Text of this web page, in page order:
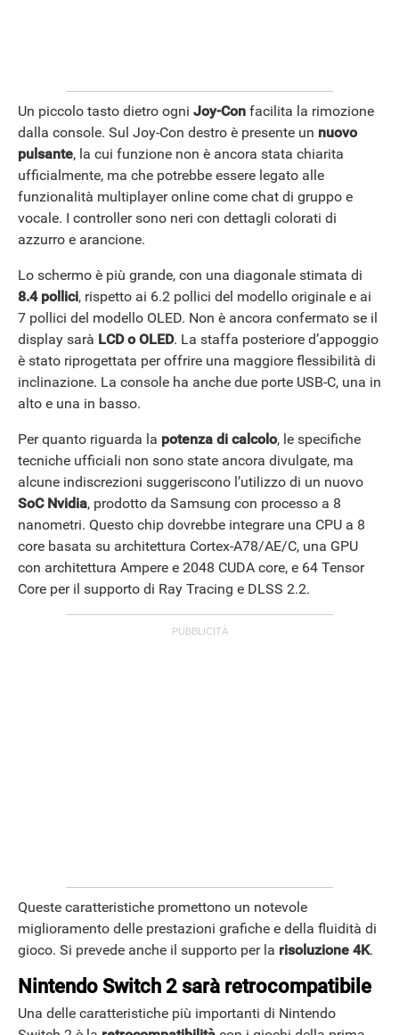
Un piccolo tasto dietro ogni Joy-Con facilita la rimozione
dalla console. Sul Joy-Con destro è presente un nuovo
pulsante, la cui funzione non è ancora stata chiarita
ufficialmente, ma che potrebbe essere legato alle
funzionalità multiplayer online come chat di gruppo e
vocale. I controller sono neri con dettagli colorati di
azzurro e arancione.
Lo schermo è più grande, con una diagonale stimata di
8.4 pollici, rispetto ai 6.2 pollici del modello originale e ai
7 pollici del modello OLED. Non è ancora confermato se il
display sarà LCD o OLED. La staffa posteriore d’appoggio
è stato riprogettata per offrire una maggiore flessibilità di
inclinazione. La console ha anche due porte USB-C, una in
alto e una in basso.
Per quanto riguarda la potenza di calcolo, le specifiche
tecniche ufficiali non sono state ancora divulgate, ma
alcune indiscrezioni suggeriscono l’utilizzo di un nuovo
SoC Nvidia, prodotto da Samsung con processo a 8
nanometri. Questo chip dovrebbe integrare una CPU a 8
core basata su architettura Cortex-A78/AE/C, una GPU
con architettura Ampere e 2048 CUDA core, e 64 Tensor
Core per il supporto di Ray Tracing e DLSS 2.2.
Queste caratteristiche promettono un notevole
miglioramento delle prestazioni grafiche e della fluidità di
gioco. Si prevede anche il supporto per la risoluzione 4K.
Nintendo Switch 2 sarà retrocompatibile
Una delle caratteristiche più importanti di Nintendo